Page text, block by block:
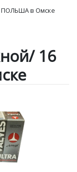
ПОЛЬША в Омске
16